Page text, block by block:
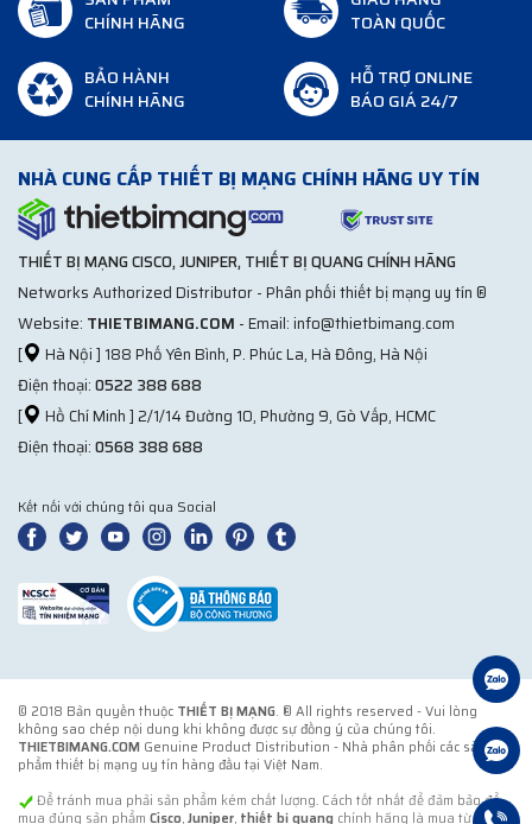
CHÍNH HÃNG
TOÀN QUỐC
BẢO HÀNH
CHÍNH HÃNG
HỖ TRỢ ONLINE
BÁO GIÁ 24/7
NHÀ CUNG CẤP THIẾT BỊ MẠNG CHÍNH HÃNG UY TÍN
THIẾT BỊ MẠNG CISCO, JUNIPER, THIẾT BỊ QUANG CHÍNH HÃNG
Networks Authorized Distributor - Phân phối thiết bị mạng uy tín ®
Website: THIETBIMANG.COM - Email: info@thietbimang.com
[
Hà Nội ] 188 Phố Yên Bình, P. Phúc La, Hà Đông, Hà Nội
Điện thoại:0522 388 688
[
Hồ Chí Minh ] 2/1/14 Đường 10, Phường 9, Gò Vấp, HCMC
Điện thoại:0568 388 688
Kết nối với chúng tôi qua Social
© 2018 Bản quyền thuộc THIẾT BỊ MẠNG. ® All rights reserved - Vui lòng
không sao chép nội dung khi không được sự đồng ý của chúng tôi.
THIETBIMANG.COM Genuine Product Distribution - Nhà phân phối các sản
phẩm thiết bị mạng uy tín hàng đầu tại Việt Nam.
Để tránh mua phải sản phẩm kém chất lượng. Cách tốt nhất để đảm bảo để
mua đúng sản phẩm Cisco,Juniper, thiết bị quang chính hãng là mua từ đơn vị